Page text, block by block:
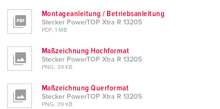
Montageanleitung / Betriebsanleitung
Stecker PowerTOP Xtra R 13205
PDF, 1 MB
Maßzeichnung Hochformat
Stecker PowerTOP Xtra R 13205
PNG, 39 KB
Maßzeichnung Querformat
Stecker PowerTOP Xtra R 13205
PNG, 39 KB